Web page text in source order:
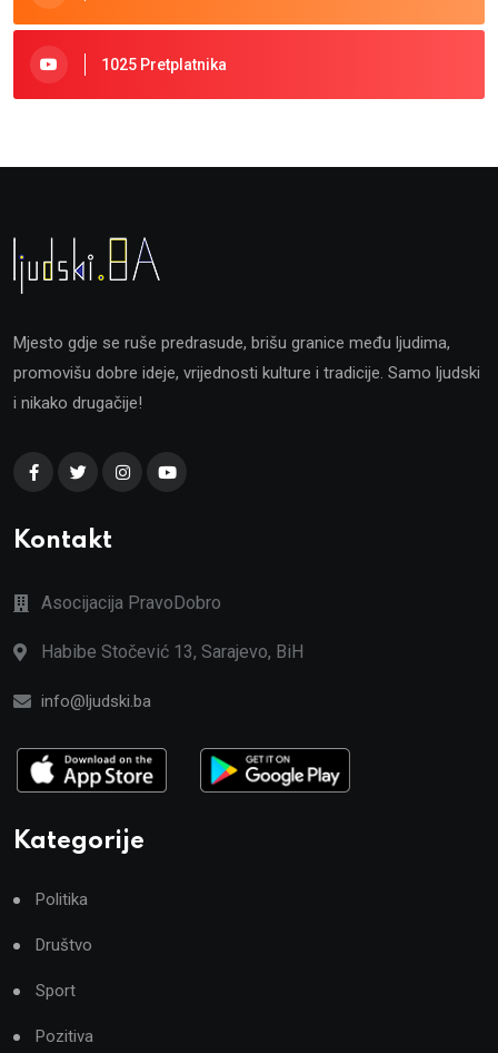
1025 Pretplatnika
Mjesto gdje se ruše predrasude, brišu granice među ljudima,
promovišu dobre ideje, vrijednosti kulture i tradicije. Samo ljudski
i nikako drugačije!
Kontakt
Asocijacija PravoDobro
Habibe Stočević 13, Sarajevo, BiH
info@ljudski.ba
Kategorije
Politika
Društvo
Sport
Pozitiva